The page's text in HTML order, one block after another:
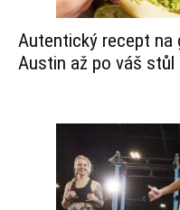
Autentický recept na
Austin až po váš stůl